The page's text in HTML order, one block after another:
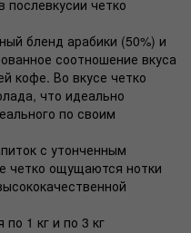
послевкусии четко
бленд арабики (50%) и
соотношение вкуса
кофе. Во вкусе четко
что идеально
по своим
с утонченным
четко ощущаются нотки
1 кг и по 3 кг